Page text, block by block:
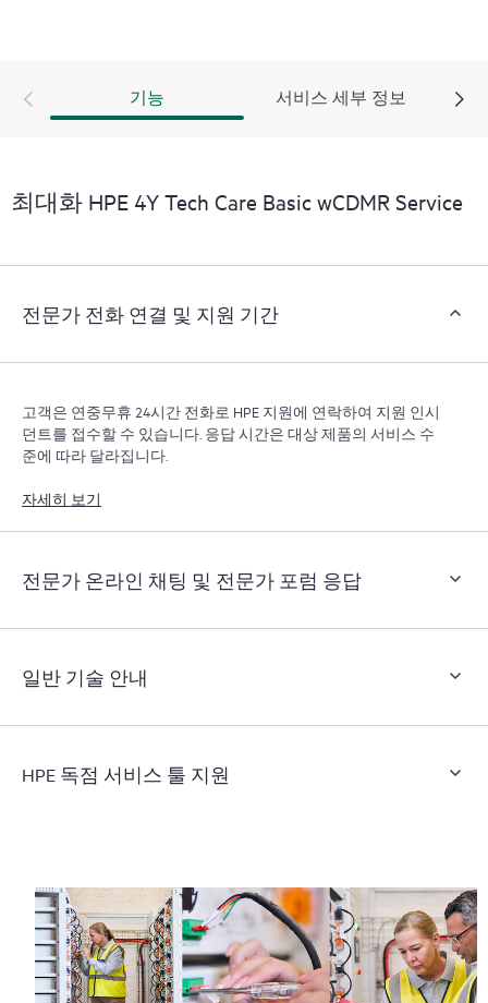
제품, 서비스, 사례에 대한 실행 가능한 데이터와 HPE
Tech Care 서비스 하에 지원되는 지원 계약을 제공하는
제품과 그 상호 작용 방식을 인지하여 더 쉽게 자산을 관
리할 수 있습니다. 새로운 셀프 서비스 툴을 활용하여 고
수 있으며, 선별된 지식 리소스 포털이 제공됩니다. HPE
과 성능 최적화 촉진을 지원하는 HPE 리소스에 대한 액
기능 서비스 세부 정보
최대화 HPE 4Y Tech Care Basic wCDMR Service
전문가 전화 연결 및 지원 기간
고객은 연중무휴 24시간 전화로 HPE 지원에 연락하여 지원 인시
던트를 접수할 수 있습니다. 응답 시간은 대상 제품의 서비스 수
준에 따라 달라집니다.
자세히 보기
전문가 온라인 채팅 및 전문가 포럼 응답
일반 기술 안내
HPE 독점 서비스 툴 지원